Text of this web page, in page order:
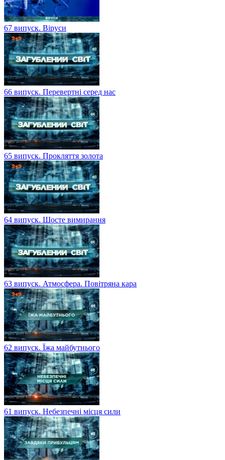
67 випуск. Віруси
66 випуск. Перевертні серед нас
65 випуск. Прокляття золота
64 випуск. Шосте вимирання
63 випуск. Атмосфера. Повітряна кара
62 випуск. Їжа майбутнього
61 випуск. Небезпечні місця сили